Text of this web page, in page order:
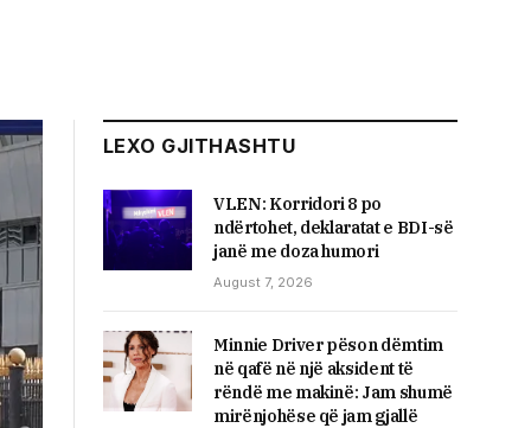
LEXO GJITHASHTU
VLEN: Korridori 8 po
ndërtohet, deklaratat e BDI-së
janë me doza ​humori
August 7, 2026
Minnie Driver pëson dëmtim
në qafë në një aksident të
rëndë me makinë: Jam shumë
mirënjohëse që jam gjallë